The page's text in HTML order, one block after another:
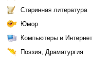
Старинная литература
Юмор
Компьютеры и Интернет
Поэзия, Драматургия